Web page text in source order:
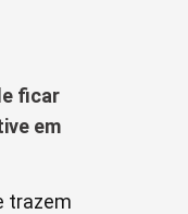
ficar
em
trazem